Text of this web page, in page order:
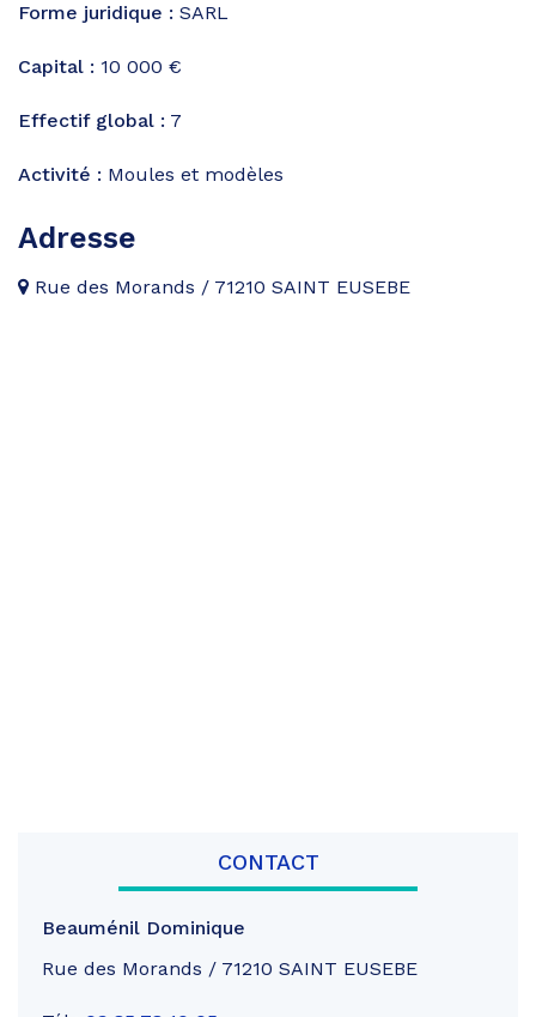
Forme juridique : SARL
Capital : 10 000 €
Effectif global : 7
Activité : Moules et modèles
Adresse
Rue des Morands / 71210 SAINT EUSEBE
CONTACT
Beauménil Dominique
Rue des Morands / 71210 SAINT EUSEBE